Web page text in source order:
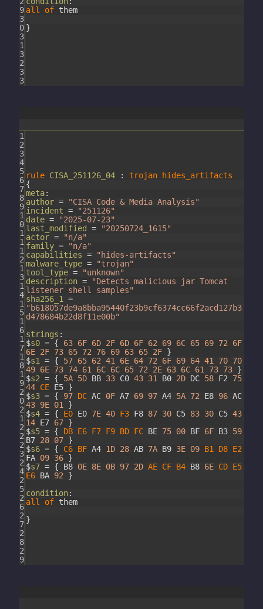
9
3
0
3
1
3
2
3
3
all of them
}
1
2
3
4
5
6
7
8
9
1
0
1
1
1
2
1
3
1
4
1
5
1
6
1
7
1
8
1
9
2
0
2
1
2
2
2
3
2
4
2
5
2
6
2
7
2
8
2
9
rule CISA_251126_04 : trojan
hides_artifacts
{
meta:
author =
"CISA Code & Media Analysis"
incident =
"251126"
date =
"2025-07-23"
last_modified
=
"20250724_1615"
actor =
"n/a"
family =
"n/a"
capabilities =
"hides-artifacts"
malware_type =
"trojan"
tool_type =
"unknown"
description =
"Detects malicious jar Tomcat
listener shell samples"
sha256_1
=
"b618057de9a8bba95440f23b9cf6374cc66f2acd127b3
d478684b22d8f11e00b"
strings :
$s0 = { 63 6F 6D 2F 6D 6F 62 69 6C 65 69 72
6F
6E 2F 73 65 72 76 69 63 65 2F }
$s1 = { 57 65 62 41 6E 64 72 6F 69 64 41 70 70
49 6E 73 74 61 6C 6C 65 72 2E 63 6C 61 73 73 }
$s2 = { 5A 5D BB 33 C0 43 31 B0 2D DC 58 F2
75
44 CE E5 }
$s3 = { 97 DC AC 0F A7 69 97 A4 5A 72 E8 96 AC
43 9E 01
}
$s4 = { E0 E0 7E 40 F3 F8 87 30 C5 83 30 C5 43
14 E7 67 }
$s5 = { DB E6 F7 F9 BD FC BE 75 00 BF 6F B3 59
B7 28 07 }
$s6 = { C6 BF A4 1D 28 AB 7A B9 3E 09 B1 D8 E2
FA 09 36 }
$s7 = { B8 0E 8E 0B 97 2D AE CF B4 B8 6E CD E5
E6 BA 92
}
condition:
all of them
}